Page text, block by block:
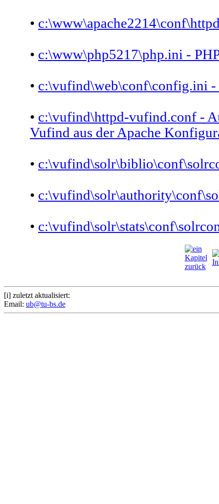
•
• c:\www\php5217\php.ini -
• c:\vufind\web\conf\config.ini
• c:\vufind\httpd-vufind.conf -
Vufind aus der Apache
•
•
•
[i] zuletzt aktualisiert:
Email: ub@tu-bs.de